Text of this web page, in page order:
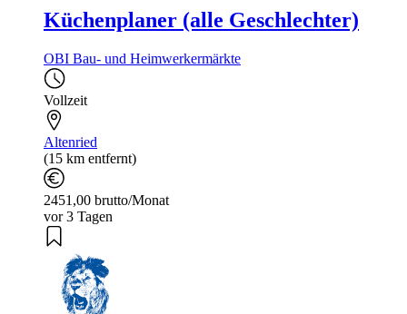
Küchenplaner (alle Geschlechter)
OBI Bau- und Heimwerkermärkte
Vollzeit
Altenried
(15 km entfernt)
2451,00 brutto/Monat
vor 3 Tagen